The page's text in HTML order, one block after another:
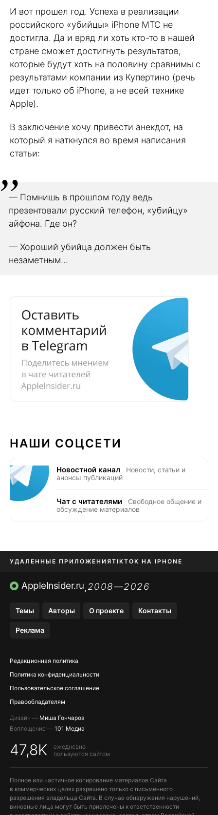
И вот прошел год. Успеха в реализации
российского «убийцы» iPhone МТС не
достигла. Да и вряд ли хоть кто-то в нашей
стране сможет достигнуть результатов,
которые будут хоть на половину сравнимы с
результатами компании из Купертино (речь
идет только об iPhone, а не всей технике
Apple).
В заключение хочу привести анекдот, на
который я наткнулся во время написания
статьи:
— Помнишь в прошлом году ведь
презентовали русский телефон, «убийцу»
айфона. Где он?
— Хороший убийца должен быть
незаметным…
НАШИ СОЦСЕТИ
Новостной канал
Новости, статьи и
анонсы публикаций
Чат с читателями
Свободное общение и
обсуждение материалов
УДАЛЕННЫЕ ПРИЛОЖЕНИЯTIKTOK НА IPHONE
ПРИЛОЖЕНИЯ БЕЗ APP STORE
AppleInsider.ru,2008—2026
Темы Авторы О проекте Контакты
Реклама
Редакционная политика
Политика конфиденциальности
Пользовательское соглашение
Правообладателям
Дизайн — Миша Гончаров
Воплощение — 101 Медиа
47,8K
ежедневно
пользуются сайтом
Полное или частичное копирование материалов Сайта
в коммерческих целях разрешено только с письменного
разрешения владельца Сайта. В случае обнаружения нарушений,
виновные лица могут быть привлечены к ответственности